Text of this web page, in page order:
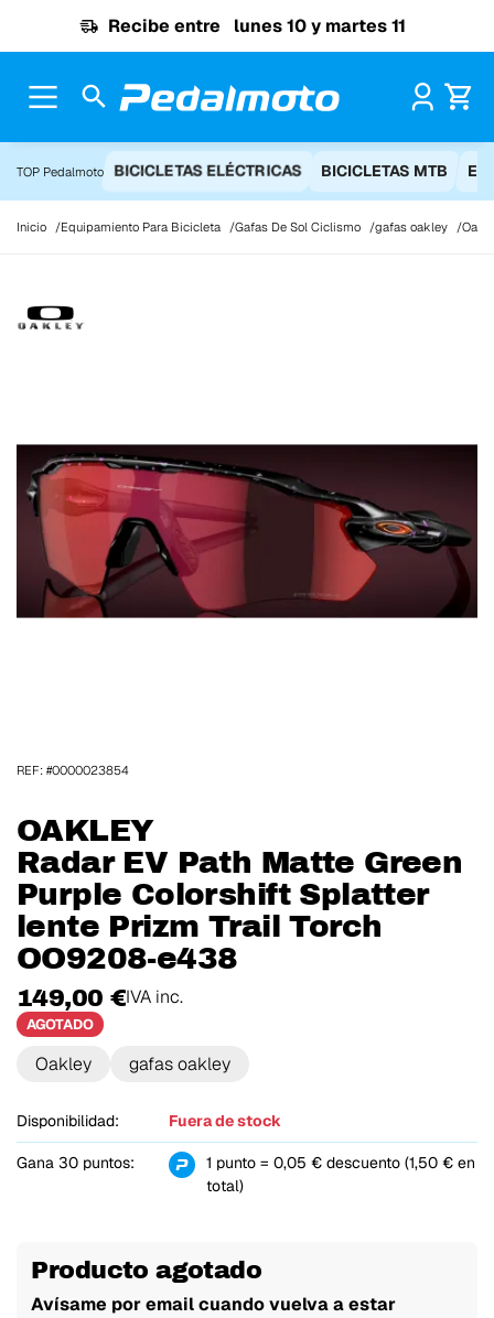
Recibe entre lunes 10 y martes 11
TOP Pedalmoto BICICLETAS ELÉCTRICAS BICICLETAS MTB
Inicio Equipamiento Para Bicicleta Gafas De Sol Ciclismo gafas oakley
OAKLEY
Radar EV Path Matte Green
Purple Colorshift Splatter
lente Prizm Trail Torch
OO9208-e438
149,00 €IVA inc.
AGOTADO
Oakley gafas oakley
Disponibilidad: Fuera de stock
Gana 30 puntos:
1 punto = 0,05 € descuento (1,50 € en
total)
Producto agotado
Avísame por email cuando vuelva a estar
REF: #0000023854